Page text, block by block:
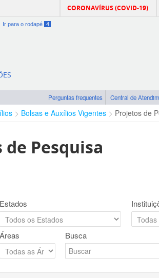
CORONAVÍRUS (COVID-19)
Ir para o rodapé 4
Perguntas frequentes Central de
Bolsas e Auxílios Vigentes Projetos de
Pesquisa
Estados
Áreas Busca